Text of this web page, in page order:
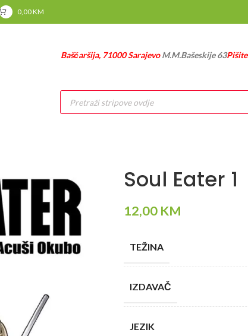
0,00KM
Baščaršija, 71000 SarajevoM.M.Bašeskije 63
Products
search
Soul Eater 1
12,00 KM
TEŽINA
IZDAVAČ
JEZIK